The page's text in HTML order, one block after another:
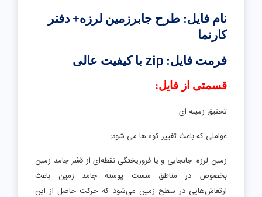
نام فایل: طرح جابرزمین لرزه+ دفتر
کارنما
فرمت فایل:zip با کیفیت عالی
قسمتی از فایل:
تحقیق زمینه ای:
عواملی که باعث تغییر کوه ها می شود:
زمین لرزه :جابجایی و یا فروریختگی نقطه‌ای از قشر جامد زمین
بخصوص در مناطق سست پوسته جامد زمین باعث
ارتعاش‌هایی در سطح زمین می‌شود که حرکت حاصل از این